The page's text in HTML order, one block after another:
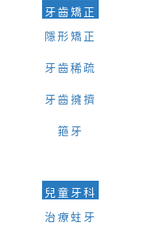
牙齒矯正
隱形矯正
牙齒稀疏
牙齒擁擠
箍牙
兒童牙科
治療蛀牙